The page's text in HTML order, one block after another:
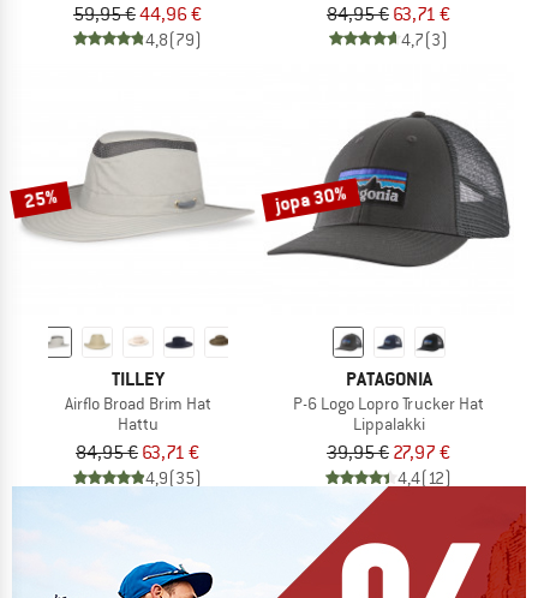
59,95 €44,96 €
4,8(79)
84,95 € 63,71 €
4,7(3)
25%
TILLEY
Airflo Broad Brim Hat
Hattu
84,95 € 63,71 €
4,9(35)
jopa 30%
PATAGONIA
P-6 Logo Lopro Trucker Hat
Lippalakki
39,95 € 27,97 €
4,4(12)